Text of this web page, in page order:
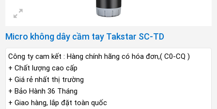
Micro không dây cầm tay Takstar SC-TD
Công ty cam kết : Hàng chính hãng có hóa đơn,( C0-CQ )
+ Chất lượng cao cấp
+ Giá rẻ nhất thị trường
+ Bảo Hành 36 Tháng
+ Giao hàng, lắp đặt toàn quốc